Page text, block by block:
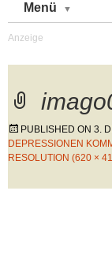
Menü
PUBLISHED ON 3.
DEPRESSIONEN
RESOLUTION (620 ×